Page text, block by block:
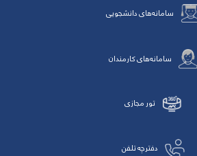
سامانه‌های دانشجویی
سامانه‌های کارمندان
تور مجازی
دفترچه تلفن